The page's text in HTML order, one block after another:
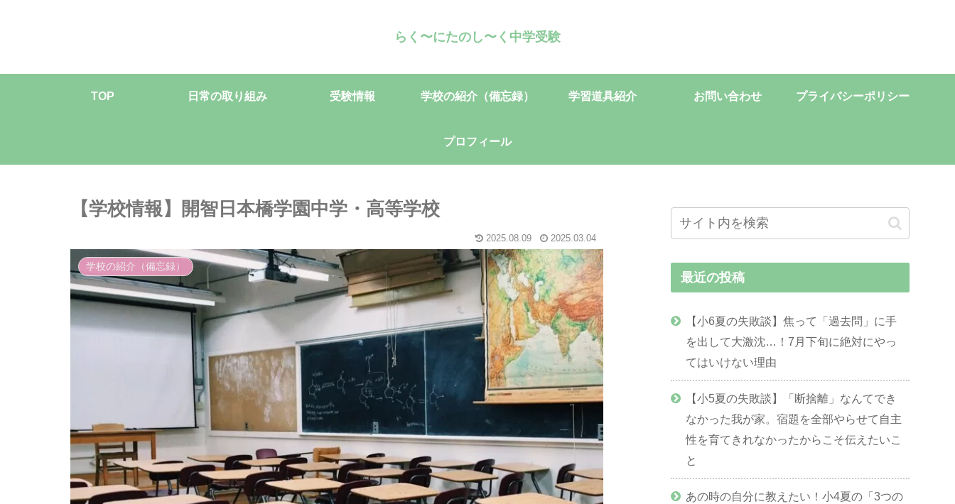
らく〜にたのし〜く中学受験
TOP 日常の取り組み 受験情報 学校の紹介（備忘録） 学習道具紹介 お問い合わせ プライバシーポリシー
プロフィール
【学校情報】開智日本橋学園中学・高等学校
2025.08.09 2025.03.04
学校の紹介（備忘録）
最近の投稿
【小6夏の失敗談】焦って「過去問」に手
を出して大激沈…！7月下旬に絶対にやっ
てはいけない理由
【小5夏の失敗談】「断捨離」なんてでき
なかった我が家。宿題を全部やらせて自主
性を育てきれなかったからこそ伝えたいこ
と
あの時の自分に教えたい！小4夏の「3つの